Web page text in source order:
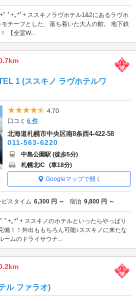
ﾟ ﾟ+｡*ﾟ+ ススキノラヴホテル1&2にあるラヴホ
チーフとした、落ち着いた大人の館。 地下鉄
【全室W...
1 (ススキノ ラヴホテルワ
5つ星のうち4.5
4.70
口コミ6 件
北海道札幌市中央区南8条西4-422-58
011-563-6220
中島公園駅 (徒歩5分)
札幌北IC (車18分)
Googleマップで開く
ビスタイム 6,300 円 ～ 宿泊 9,800 円 ～
ﾟ+｡*ﾟ+ ススキノのホテルといったらやっぱり
備！！外出ももちろん可能♪ススキノに来たな
ムのドライサウナ...
ル ファラオ)